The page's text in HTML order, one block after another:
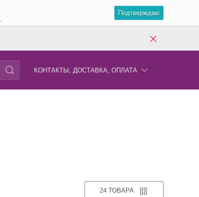
.
Подтверждаю
КОНТАКТЫ, ДОСТАВКА, ОПЛАТА
24 ТОВАРА